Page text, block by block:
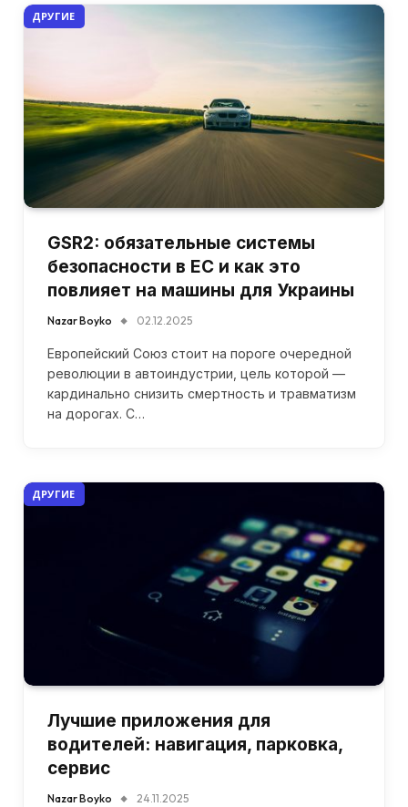
ДРУГИЕ
GSR2: обязательные системы
безопасности в ЕС и как это
повлияет на машины для Украины
Nazar Boyko 02.12.2025
Европейский Союз стоит на пороге очередной
революции в автоиндустрии, цель которой —
кардинально снизить смертность и травматизм
на дорогах. С…
ДРУГИЕ
Лучшие приложения для
водителей: навигация, парковка,
сервис
Nazar Boyko 24.11.2025